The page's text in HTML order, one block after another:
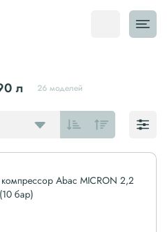
л 26 моделей
Abac MICRON 2,2
бар)